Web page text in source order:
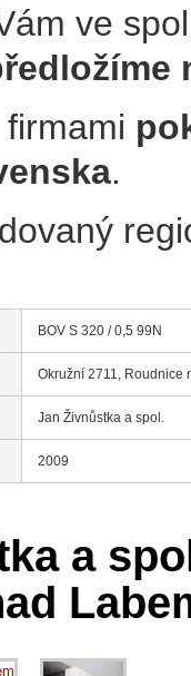
ve
.
BOV S 320 / 0,5 99N
Okružní 2711, Roudnice
Jan Živnůstka a spol.
2009
a